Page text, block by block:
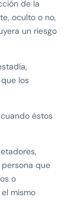
de la
oculto o no,
un riesgo
los
éstos
que
o
mismo